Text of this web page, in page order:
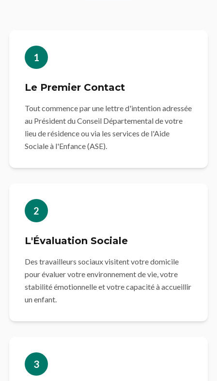
1
Le Premier Contact
Tout commence par une lettre d'intention adressée
au Président du Conseil Départemental de votre
lieu de résidence ou via les services de l'Aide
Sociale à l'Enfance (ASE).
2
L'Évaluation Sociale
Des travailleurs sociaux visitent votre domicile
pour évaluer votre environnement de vie, votre
stabilité émotionnelle et votre capacité à accueillir
un enfant.
3